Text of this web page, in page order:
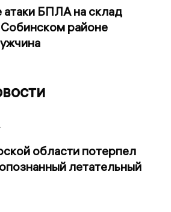
атаки БПЛА на склад
районе
области потерпел
летательный